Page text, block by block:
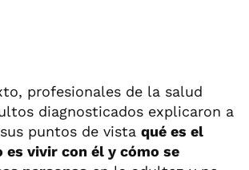
profesionales de la salud
diagnosticados explicaron a
puntos de vista qué es el
es vivir con él y cómo se